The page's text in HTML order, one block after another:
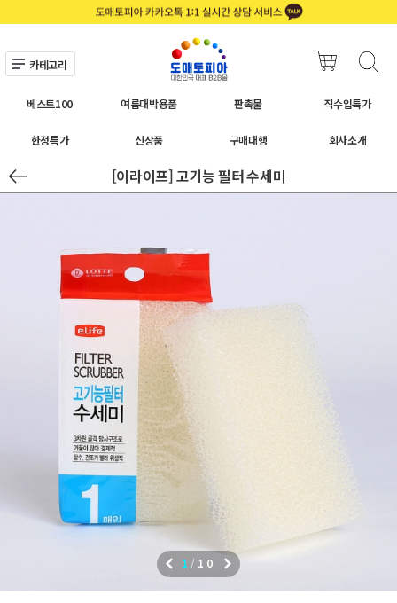
카테고리
베스트100 여름대박용품 판촉물 직수입특가
한정특가 신상품 구매대행 회사소개
[이라이프] 고기능 필터 수세미
1 / 10